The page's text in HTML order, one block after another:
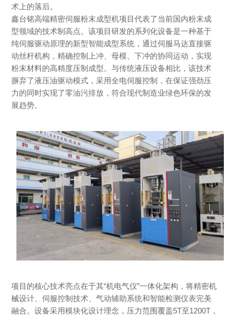
术上的落后。
鑫台铭高端精密伺服粉末成型机项目代表了当前国内粉末成
型领域的技术制高点。该项目研发的系列化设备是一种基于
纯伺服驱动原理的新型智能成型系统，通过伺服马达直接驱
动丝杆机构，精确控制上冲、母模、下冲的协同运动，实现
粉末材料的高精度压制成型。与传统液压设备相比，该技术
摒弃了液压油驱动模式，采用全电伺服控制，在保证强劲压
力的同时实现了零油污排放，符合现代制造业绿色环保的发
展趋势。
项目的核心技术亮点在于其“机电气仪”一体化架构，将精密机
械设计、伺服控制技术、气动辅助系统和智能检测仪表完美
融合。设备采用模块化设计理念，压力范围覆盖5T至1200T，